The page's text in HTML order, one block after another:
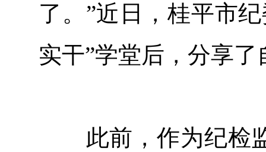
了。”近日，桂平市
实干”学堂后，分享
此前，作为纪检监